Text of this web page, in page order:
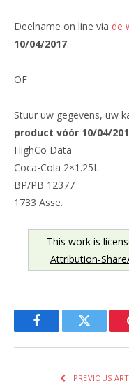
Deelname on line via de
10/04/2017.
OF
Stuur uw gegevens, uw
product vóór 10/04/
HighCo Data
Coca-Cola 2×1.25L
BP/PB 12377
1733 Asse.
This work is
Attribution-
FacebookTwitter
PREVIOUS